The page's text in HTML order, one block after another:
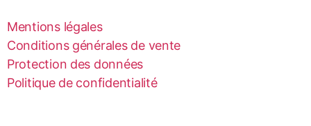
Mentions légales
Conditions générales de vente
Protection des données
Politique de confidentialité